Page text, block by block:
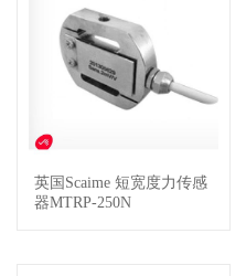
查看详情
英国Scaime 短宽度力传感
器MTRP-250N